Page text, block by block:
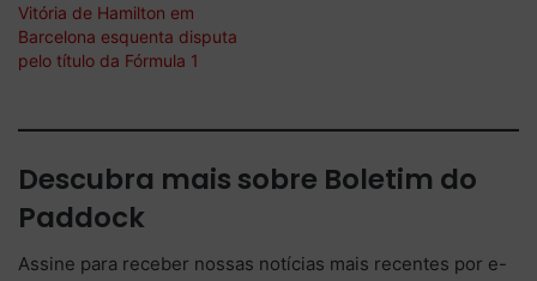
Vitória de Hamilton em
Barcelona esquenta disputa
pelo título da Fórmula 1
Descubra mais sobre Boletim do
Paddock
Assine para receber nossas notícias mais recentes por e-